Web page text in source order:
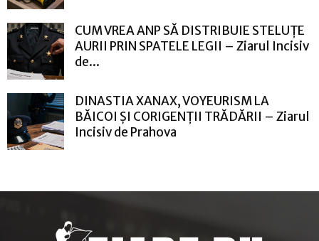
CUM VREA ANP SĂ DISTRIBUIE STELUȚE
AURII PRIN SPATELE LEGII – Ziarul Incisiv
de...
DINASTIA XANAX, VOYEURISM LA
BĂICOI ȘI CORIGENȚII TRĂDĂRII – Ziarul
Incisiv de Prahova